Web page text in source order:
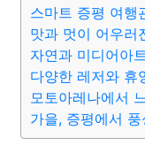
대출 자동차 취미
종교 사회 정치
부동산 외국어
스마트 증평 여행
맛과 멋이 어우러
자연과 미디어아
다양한 레저와 휴
모토아레나에서
가을, 증평에서